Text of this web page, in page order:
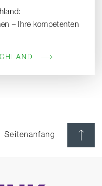
– Ihre kompetenten
Seitenanfang